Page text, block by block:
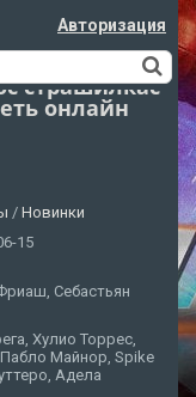
Авторизация
страшилкас
онлайн
/ Новинки
15
Себастьян
Хулио Торрес,
Майнор, Spike
Адела